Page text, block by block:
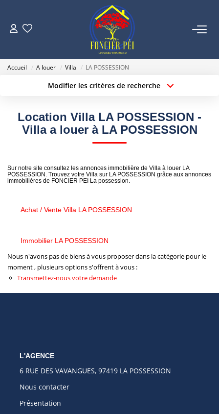
VENTES
NOUS REJOINDRE
CONTACT
Accueil A louer Villa LA POSSESSION
Modifier les critères de recherche
Plus de critères Créer une alerte
Location Villa LA POSSESSION -
Villa a louer à LA POSSESSION
Sur notre site consultez les annonces immobilière de Villa à louer LA
POSSESSION. Trouvez votre Villa sur LA POSSESSION grâce aux annonces
immobilières de FONCIER PEI La possession.
Achat / Vente Villa LA POSSESSION
Immobilier LA POSSESSION
Nous n'avons pas de biens à vous proposer dans la catégorie pour le
moment , plusieurs options s'offrent à vous :
Transmettez-nous votre demande
L'AGENCE
6 RUE DES VAVANGUES, 97419 LA POSSESSION
Nous contacter
Présentation